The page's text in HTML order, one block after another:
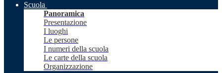
Scuola
Panoramica
Presentazione
I luoghi
Le persone
I numeri della scuola
Le carte della scuola
Organizzazione